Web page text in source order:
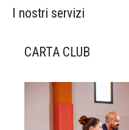
I nostri servizi
CARTA CLUB